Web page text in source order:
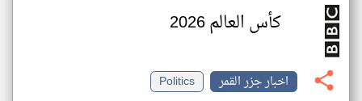
كأس العالم 2026
اخبار جزر القمر
Politics